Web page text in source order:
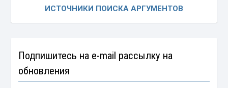
ИСТОЧНИКИ ПОИСКА АРГУМЕНТОВ
Подпишитесь на e-mail рассылку на
обновления